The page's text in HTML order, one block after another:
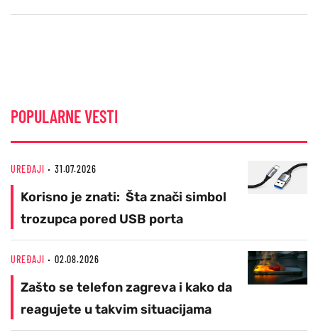
POPULARNE VESTI
UREĐAJI 31.07.2026
Korisno je znati: Šta znači simbol
trozupca pored USB porta
UREĐAJI 02.08.2026
Zašto se telefon zagreva i kako da
reagujete u takvim situacijama